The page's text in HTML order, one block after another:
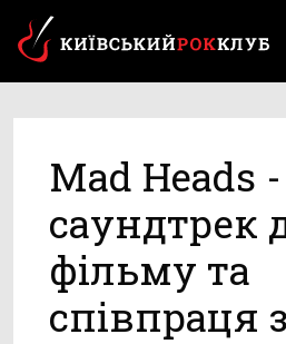
Mad Heads -
саундтрек
фільму та
співпраця